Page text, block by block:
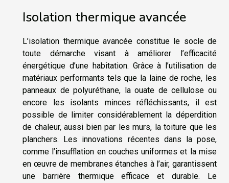
Isolation thermique avancée
L’isolation thermique avancée constitue le socle de
toute démarche visant à améliorer l’efficacité
énergétique d’une habitation. Grâce à l’utilisation de
matériaux performants tels que la laine de roche, les
panneaux de polyuréthane, la ouate de cellulose ou
encore les isolants minces réfléchissants, il est
possible de limiter considérablement la déperdition
de chaleur, aussi bien par les murs, la toiture que les
planchers. Les innovations récentes dans la pose,
comme l’insufflation en couches uniformes et la mise
en œuvre de membranes étanches à l’air, garantissent
une barrière thermique efficace et durable. Le